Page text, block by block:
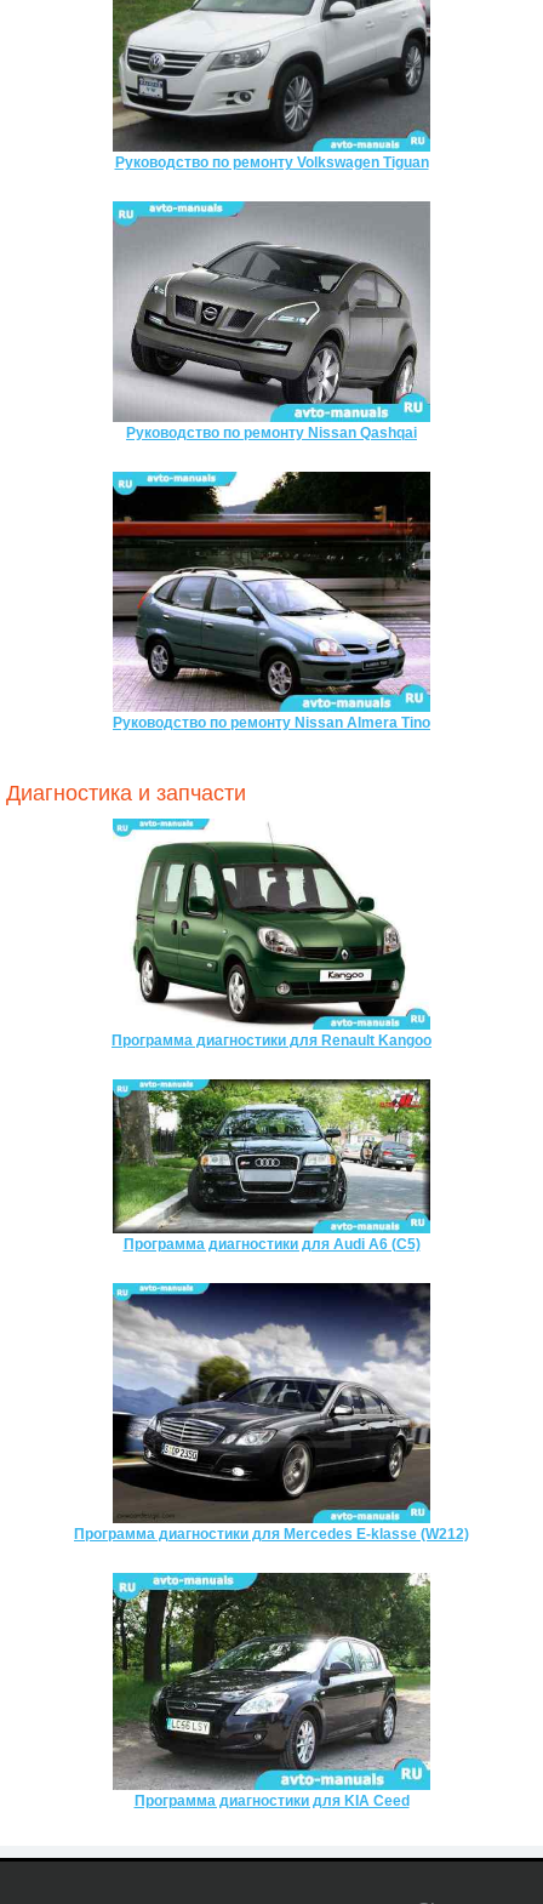
Руководство по ремонту Volkswagen Tiguan
Руководство по ремонту Nissan Qashqai
Руководство по ремонту Nissan Almera Tino
Диагностика и запчасти
Программа диагностики для Renault Kangoo
Программа диагностики для Audi A6 (C5)
Программа диагностики для Mercedes E-klasse (W212)
Программа диагностики для KIA Ceed